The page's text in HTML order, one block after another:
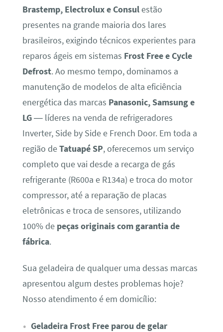
Brastemp, Electrolux e Consulestão
presentes na grande maioria dos lares
brasileiros, exigindo técnicos experientes para
reparos ágeis em sistemas Frost Free e Cycle
Defrost. Ao mesmo tempo, dominamos a
manutenção de modelos de alta eficiência
energética das marcas Panasonic, Samsung e
LG— líderes na venda de refrigeradores
Inverter, Side by Side e French Door. Em toda a
região deTatuapé SP, oferecemos um serviço
completo que vai desde a recarga de gás
refrigerante (R600a e R134a) e troca do motor
compressor, até a reparação de placas
eletrônicas e troca de sensores, utilizando
100% de peças originais com garantia de
fábrica.
Sua geladeira de qualquer uma dessas marcas
apresentou algum destes problemas hoje?
Nosso atendimento é em domicílio:
Geladeira Frost Free parou de gelar